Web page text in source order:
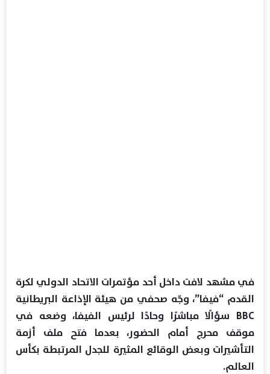
في مشهد لافت داخل أحد مؤتمرات الاتحاد الدولي لكرة
القدم “فيفا”، وجّه صحفي من هيئة الإذاعة البريطانية
BBC سؤالًا مباشرًا وحادًا لرئيس الفيفا، وضعه في
موقف محرج أمام الحضور، بعدما فتح ملف أزمة
التأشيرات وبعض الوقائع المثيرة للجدل المرتبطة بكأس
العالم.